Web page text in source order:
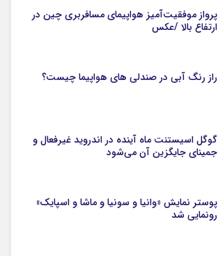
پرواز موفقیت‌آمیز هواپیمای مسافربری چین در
ارتفاع بالا /عکس
راز رنگ آبی در صندلی های هواپیما چیست؟
گوگل اسیستنت ماه آینده در اندروید غیرفعال و
جمینای جایگزین آن می‌شود
پوستر نمایش «وانیا و سونیا و ماشا و اسپایک»
رونمایی شد